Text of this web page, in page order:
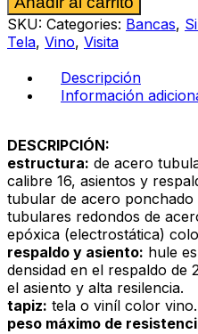
vino
cantidad
SKU: Categories: Bancas,
Tela, Vino, Visita
Descripción
Información
DESCRIPCIÓN:
estructura: de acero
calibre 16, asientos y
tubular de acero
tubulares redondos de
epóxica (electrostática)
respaldo y asiento: hule
densidad en el respaldo de
el asiento y alta resilencia.
tapiz: tela o viníl color vino.
peso máximo de